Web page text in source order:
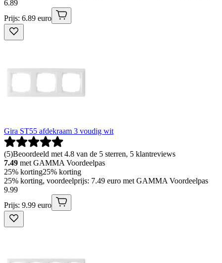
6.89
Prijs: 6.89 euro
Gira ST55 afdekraam 3 voudig wit
(5)Beoordeeld met 4.8 van de 5 sterren, 5 klantreviews
7.49 met GAMMA Voordeelpas
25% korting25% korting
25% korting, voordeelprijs: 7.49 euro met GAMMA Voordeelpas
9.99
Prijs: 9.99 euro